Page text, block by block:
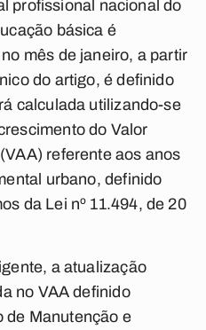
profissional nacional do
básica é
mês de janeiro, a partir
do artigo, é definido
calculada utilizando-se
do Valor
referente aos anos
urbano, definido
da Lei nº 11.494, de 20
a atualização
no VAA definido
de Manutenção e